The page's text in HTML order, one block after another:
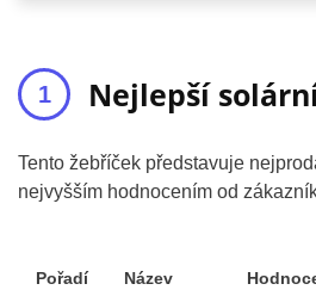
Nejlepší
Tento žebříček představuje
nejvyšším hodnocením od
Pořadí Název